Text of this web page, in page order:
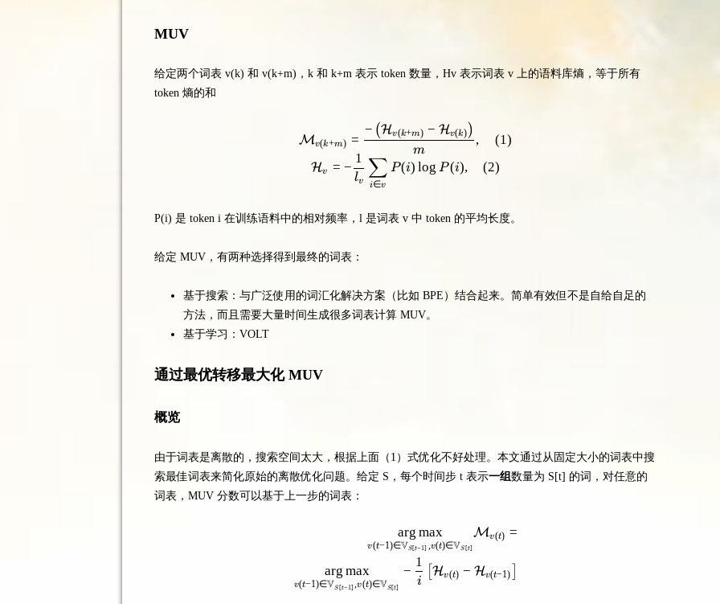
MUV
给定两个词表 v(k) 和 v(k+m)，k 和 k+m 表示 token 数量，Hv 表示词表 v 上的语料库熵，等于所有
token 熵的和
\mathcal{M}_{v(k+m)}=\frac{-
Mv(k+m) =
m
− (Hv(k+m) − Hv(k) )
, (1)
Hv = −
lv
1
i∈v
∑ P(i) log P(i), (2)
P(i) 是 token i 在训练语料中的相对频率，l 是词表 v 中 token 的平均长度。
给定 MUV，有两种选择得到最终的词表：
基于搜索：与广泛使用的词汇化解决方案（比如 BPE）结合起来。简单有效但不是自给自足的
方法，而且需要大量时间生成很多词表计算 MUV。
基于学习：VOLT
通过最优转移最大化 MUV
概览
由于词表是离散的，搜索空间太大，根据上面（1）式优化不好处理。本文通过从固定大小的词表中搜
索最佳词表来简化原始的离散优化问题。给定 S，每个时间步 t 表示一组 数量为 S[t] 的词，对任意的
词表，MUV 分数可以基于上一步的词表：
\begin{aligned} \underset{v(t-1) \in
v(t−1)∈VS[t−1] v(t)∈VS[t]
arg max Mv(t) =
v(t−1)∈VS[t− 1] ,v(t)∈VS[t]
arg max −
i
1
[Hv(t) − Hv(t−1)